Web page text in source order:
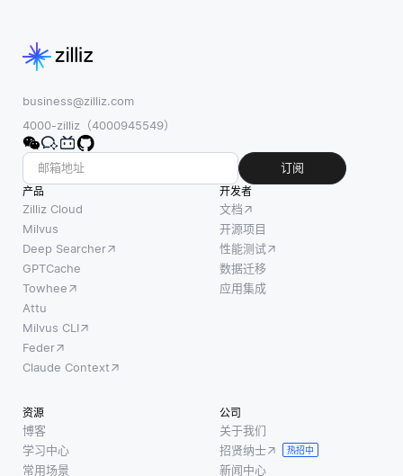
business@zilliz.com
4000-zilliz（4000945549）
订阅
产品
Zilliz Cloud
Milvus
Deep Searcher
GPTCache
Towhee
Attu
Milvus CLI
Feder
Claude Context
开发者
文档
开源项目
性能测试
数据迁移
应用集成
资源
博客
学习中心
常用场景
公司
关于我们
招贤纳士
热招中
新闻中心